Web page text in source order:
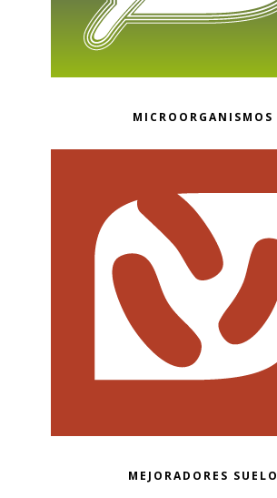
MICROORGANISMOS
MEJORADORES SUELO